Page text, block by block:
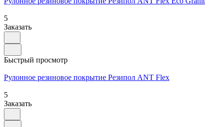
5
Заказать
Быстрый просмотр
Рулонное резиновое покрытие Резипол АNТ Flex
5
Заказать